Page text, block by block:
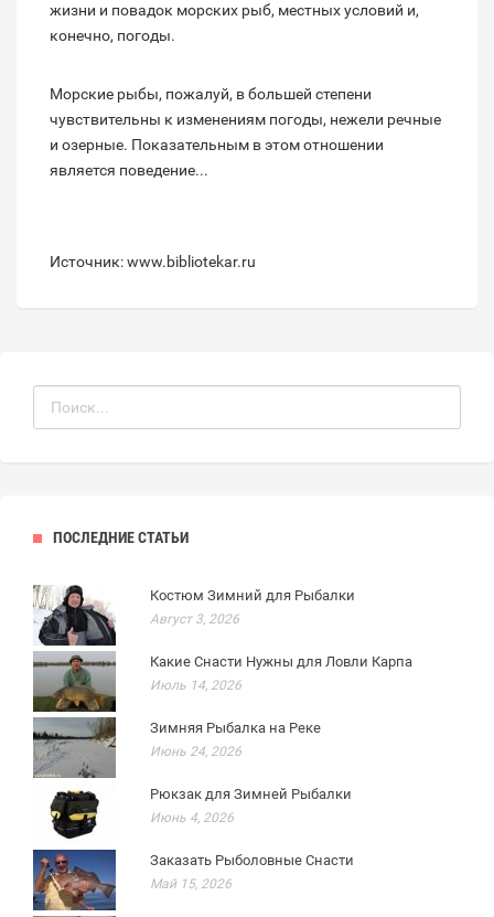
жизни и повадок морских рыб, местных условий и,
конечно, погоды.
Морские рыбы, пожалуй, в большей степени
чувствительны к изменениям погоды, нежели речные
и озерные. Показательным в этом отношении
является поведение...
Источник: www.bibliotekar.ru
ПОСЛЕДНИЕ СТАТЬИ
Костюм Зимний для Рыбалки
Август 3, 2026
Какие Снасти Нужны для Ловли Карпа
Июль 14, 2026
Зимняя Рыбалка на Реке
Июнь 24, 2026
Рюкзак для Зимней Рыбалки
Июнь 4, 2026
Заказать Рыболовные Снасти
Май 15, 2026